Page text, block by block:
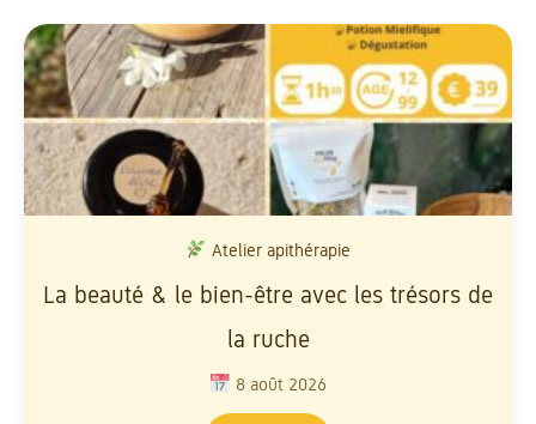
Atelier apithérapie
La beauté & le bien-être avec les trésors de
la ruche
8 août 2026